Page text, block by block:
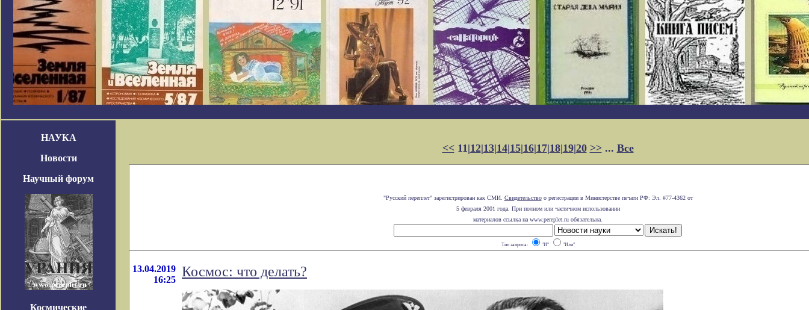
НАУКА
Новости
Научный форум
Космические
<<11|12|13|14|15|16|17|18|19|20 >>... Все
"Русский переплет" зарегистрирован как СМИ. Свидетельствоо регистрации в Министерстве печати РФ: Эл. #77-4362 от
5 февраля 2001 года. При полном или частичном использовании
материалов ссылка на www.pereplet.ru обязательна.
Тип запроса: "И" "Или"
13.04.2019
16:25
Космос: что делать?